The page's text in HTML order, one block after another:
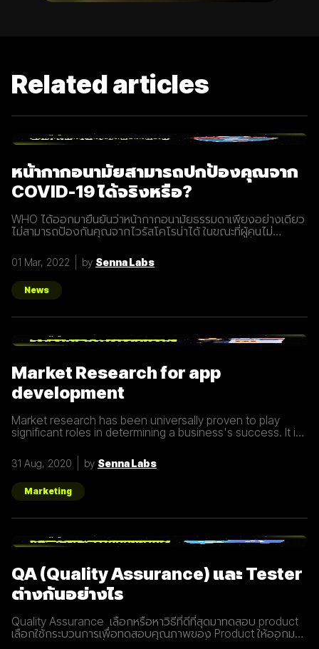
Related articles
หน้ากากอนามัยสามารถปกป้องคุณจาก
COVID-19 ได้จริงหรือ?
WHO ได้ออกมายืนยันว่าหน้ากากอนามัยธรรมดาเพียงอย่างเดียว
ไม่สามารถป้องกันคุณจากไวรัสโคโรน่าได้ ในขณะที่ผู้คนไม่
เนื่องจากสาเหตุการแพร่ระบาดของ COVID-19 หรือ ไวรัสโคโรน่า
ทำให้หน้ากากอนามัยขาดแคลนในหลายประเทศ แต่มีการยืนยันจากผู้
เชี่ยวชาญว่าการใส่หน้ากากอนามัยเพียงอย่างเดียว ไม่สามารถ
ช่วยป้องกันได้อย่างที่คาดไว้ Eric Toner นักวิทยาศาสตร์จากศูนย์
สุขภาพของ Johns Hopkins กล่าวว่า "การใส่หน้ากากอนามัย
เพียงอย่างเดียว ไม่สามารถช่วยป้องกันได้อย่างที่คาดไว้" รวมไป
มหาวิทยาลัย Vanderbilt ในรัฐเทนเนสซียืนยันกับ Live Science
นอกจากนี้ ศูนย์ควบคุมและป้องกันโรคหรือ CDC ระบุว่า ทาง
ป้องกันไวรัสโคโรนาที่ดีที่สุดคือการล้างมือบ่อย ๆ
01 Mar, 2022 by Senna Labs
News
Market Research for app
development
Market research has been universally proven to play
significant roles in determining a business's success. It is
development. Solid marketing research
31 Aug, 2020 by Senna Labs
Marketing
QA (Quality Assurance) และ Tester
ต่างกันอย่างไร
Quality Assurance เลือกหรือหาวิธีที่ดีที่สุดมาทดสอบ product
เลือกใช้กระบวนการเพื่อทดสอบคุณภาพของ Product ให้ออกมา